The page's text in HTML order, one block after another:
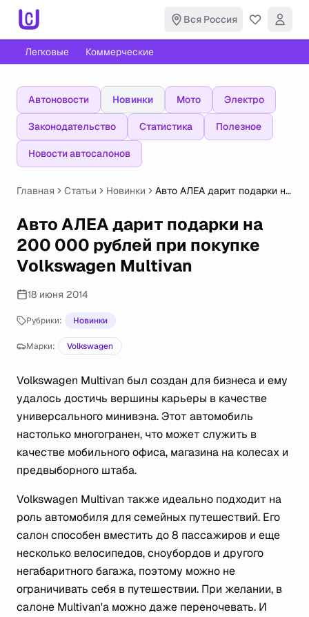
Вся Россия
Легковые Коммерческие
Автоновости Новинки Мото Электро
Законодательство Статистика Полезное
Новости автосалонов
Главная Статьи Новинки
Авто АЛЕА дарит подарки на
Volkswagen Multivan
Авто АЛЕА дарит подарки на
200 000 рублей при покупке
Volkswagen Multivan
18 июня 2014
Рубрики: Новинки
Марки: Volkswagen
Volkswagen Multivan был создан для бизнеса и ему
удалось достичь вершины карьеры в качестве
универсального минивэна. Этот автомобиль
настолько многогранен, что может служить в
качестве мобильного офиса, магазина на колесах и
предвыборного штаба.
Volkswagen Multivan также идеально подходит на
роль автомобиля для семейных путешествий. Его
салон способен вместить до 8 пассажиров и еще
несколько велосипедов, сноубордов и другого
негабаритного багажа, поэтому можно не
ограничивать себя в путешествии. При желании, в
салоне Multivan'a можно даже переночевать. И